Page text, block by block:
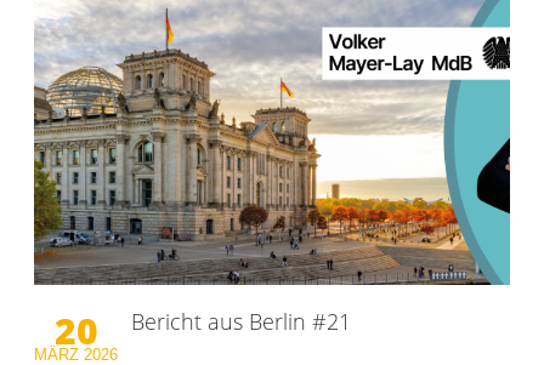
20
MÄRZ 2026
Bericht aus Berlin #21